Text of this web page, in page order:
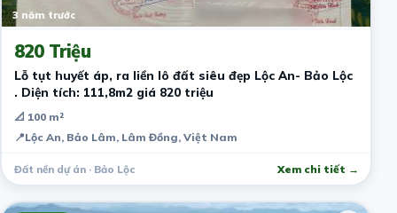
3 năm trước
820 Triệu
Lỗ tụt huyết áp, ra liền lô đất siêu đẹp Lộc An- Bảo Lộc
. Diện tích: 111,8m2 giá 820 triệu
📐 100 m²
📍Lộc An, Bảo Lâm, Lâm Đồng, Việt Nam
Đất nền dự án · Bảo Lộc Xem chi tiết →